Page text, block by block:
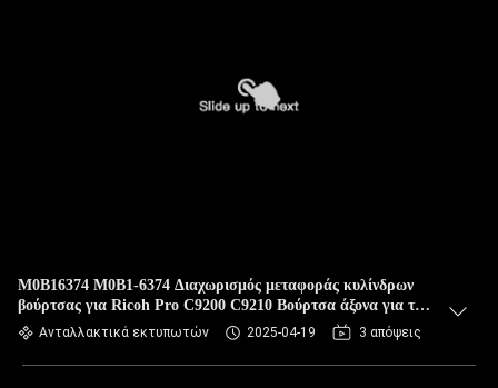
M0B16374 M0B1-6374 Διαχωρισμός μεταφοράς κυλίνδρων
βούρτσας για Ricoh Pro C9200 C9210 Βούρτσα άξονα για την
εφαρμογή λιπαντικού Assy
Ανταλλακτικά εκτυπωτών 2025-04-19 3 απόψεις